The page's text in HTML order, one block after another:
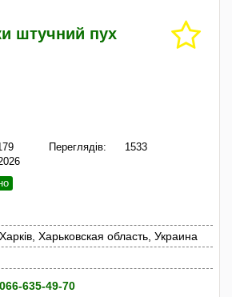
штучний пух
Переглядів: 1533
Харків, Харьковская область, Украина
066-635-49-70